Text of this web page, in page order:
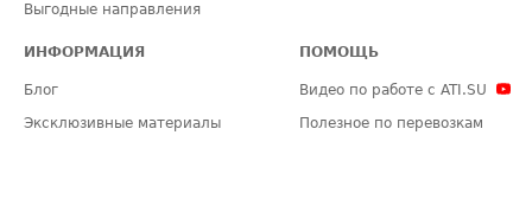
Выгодные направления
ИНФОРМАЦИЯ
Блог
Эксклюзивные материалы
ПОМОЩЬ
Видео по работе с ATI.SU
Полезное по перевозкам